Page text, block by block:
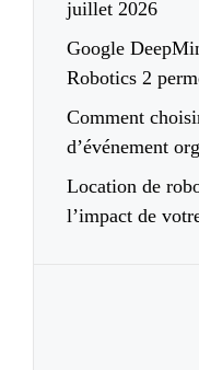
juillet 2026
Google
Robotics 2
Comment
d’événement
Location de
l’impact de